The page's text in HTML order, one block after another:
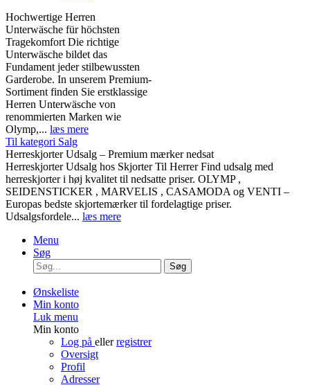
Hochwertige Herren
Unterwäsche für höchsten
Tragekomfort Die richtige
Unterwäsche bildet das
Fundament jeder stilbewussten
Garderobe. In unserem Premium-
Sortiment finden Sie erstklassige
Herren Unterwäsche von
renommierten Marken wie
Olymp,... læs mere
Til kategori Salg
Herreskjorter Udsalg – Premium mærker nedsat
Herreskjorter Udsalg hos Skjorter Til Herrer Find udsalg med
herreskjorter i høj kvalitet til nedsatte priser. OLYMP ,
SEIDENSTICKER , MARVELIS , CASAMODA og VENTI –
Europas bedste skjortemærker til fordelagtige priser.
Udsalgsfordele... læs mere
Menu
Søg
Søg
Ønskeliste
Min konto
Luk menu
Min konto
Log på ellerregistrer
Oversigt
Profil
Adresser